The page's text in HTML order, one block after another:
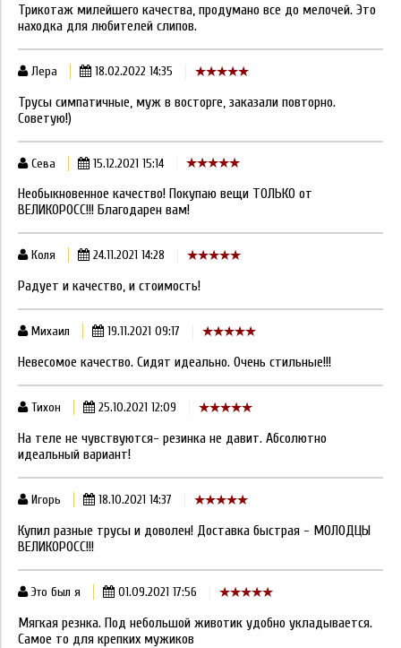
Трикотаж милейшего качества, продумано все до мелочей. Это
находка для любителей слипов.
Лера 18.02.2022 14:35
Трусы симпатичные, муж в восторге, заказали повторно.
Советую!)
Сева 15.12.2021 15:14
Необыкновенное качество! Покупаю вещи ТОЛЬКО от
ВЕЛИКОРОСС!!! Благодарен вам!
Коля 24.11.2021 14:28
Радует и качество, и стоимость!
Михаил 19.11.2021 09:17
Невесомое качество. Сидят идеально. Очень стильные!!!
Тихон 25.10.2021 12:09
На теле не чувствуются- резинка не давит. Абсолютно
идеальный вариант!
Игорь 18.10.2021 14:37
Купил разные трусы и доволен! Доставка быстрая - МОЛОДЦЫ
ВЕЛИКОРОСС!!!
Это был я 01.09.2021 17:56
Мягкая резнка. Под небольшой животик удобно укладывается.
Самое то для крепких мужиков